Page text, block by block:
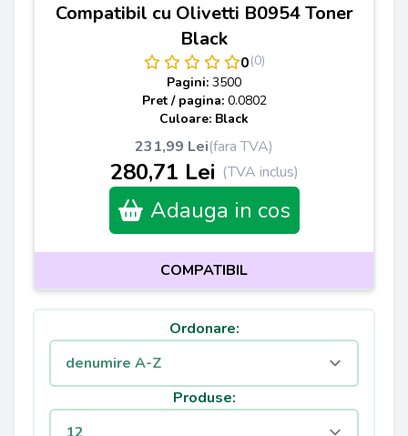
Compatibil cu Olivetti B0954 Toner
Black
0(0)
Pagini: 3500
Pret / pagina: 0.0802
Culoare: Black
231,99 Lei(fara TVA)
280,71 Lei (TVA inclus)
Adauga in cos
COMPATIBIL
Ordonare:
Produse: